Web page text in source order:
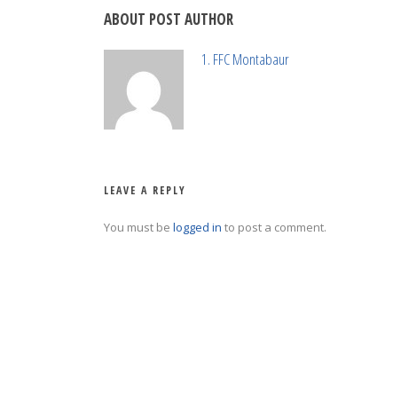
ABOUT POST AUTHOR
1. FFC Montabaur
LEAVE A REPLY
You must be logged in to post a comment.